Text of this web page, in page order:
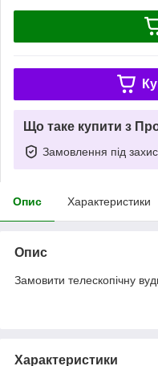
Що таке купити з
Замовлення під
Опис Характеристики
Опис
Замовити телескопічну
Характеристики